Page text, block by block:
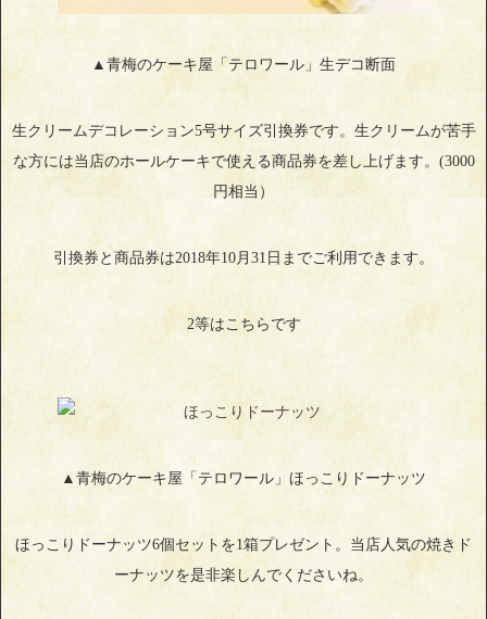
▲青梅のケーキ屋「テロワール」生デコ断面
生クリームデコレーション5号サイズ引換券です。生クリームが苦手
な方には当店のホールケーキで使える商品券を差し上げます。(3000
円相当）
引換券と商品券は2018年10月31日までご利用できます。
2等はこちらです
▲青梅のケーキ屋「テロワール」ほっこりドーナッツ
ほっこりドーナッツ6個セットを1箱プレゼント。当店人気の焼きド
ーナッツを是非楽しんでくださいね。